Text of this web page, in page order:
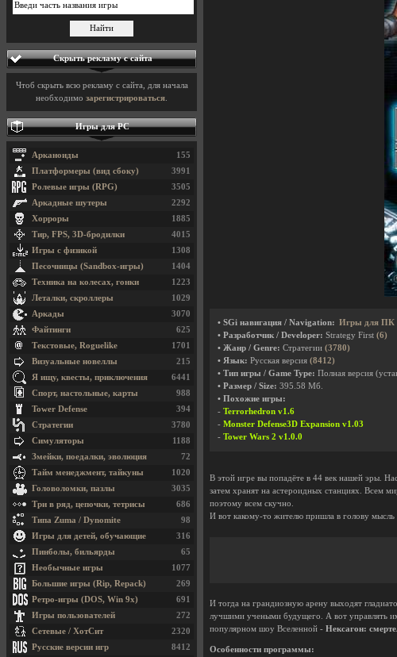
• SGi навигация / Navigation: Игры для ПК
• Разработчик / Developer: Strategy First (6)
• Жанр / Genre: Стратегии (3780)
• Язык: Русская версия (8412)
• Тип игры / Game Type: Полная версия
• Размер / Size: 395.58 Мб.
• Похожие игры:
- Terrorhedron v1.6
- Monster Defense3D Expansion v1.03
- Tower Wars 2 v1.0.0
В этой игре вы попадёте в 44 век нашей эры.
затем хранят на астероидных станциях. Всем
поэтому всем скучно.
И вот какому-то жителю пришла в голову мысль
И тогда на грандиозную арену выходят
лучшими учеными будущего. А вот управлять
популярном шоу Вселенной - Нексагон:
Особенности программы:
Скрыть рекламу с сайта
Чтоб скрыть всю рекламу с сайта, для начала
необходимо зарегистрироваться
Игры для PC
155
Арканоиды
3991
Платформеры (вид сбоку)
3505
Ролевые игры (RPG)
2292
Аркадные шутеры
1885
Хорроры
4015
Тир, FPS, 3D-бродилки
1308
Игры с физикой
1404
Песочницы (Sandbox-игры)
1223
Техника на колесах, гонки
1029
Леталки, скроллеры
3070
Аркады
625
Файтинги
1701
Текстовые, Roguelike
215
Визуальные новеллы
6441
Я ищу, квесты, приключения
988
Спорт, настольные, карты
394
Tower Defense
3780
Стратегии
1188
Симуляторы
72
Змейки, поедалки, эволюция
1020
Тайм менеджмент, тайкуны
3035
Головоломки, пазлы
686
Три в ряд, цепочки, тетрисы
98
Типа Zuma / Dynomite
316
Игры для детей, обучающие
65
Пинболы, бильярды
1077
Необычные игры
269
Большие игры (Rip, Repack)
691
Ретро-игры (DOS, Win 9x)
272
Игры пользователей
2320
Сетевые / ХотСит
8412
Русские версии игр